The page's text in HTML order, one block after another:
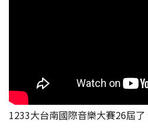
1233大台南國際音樂大賽26屆